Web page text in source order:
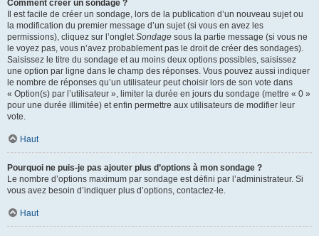
Comment créer un sondage ?
Il est facile de créer un sondage, lors de la publication d’un nouveau sujet ou
la modification du premier message d’un sujet (si vous en avez les
permissions), cliquez sur l’ongletSondage sous la partie message (si vous ne
le voyez pas, vous n’avez probablement pas le droit de créer des sondages).
Saisissez le titre du sondage et au moins deux options possibles, saisissez
une option par ligne dans le champ des réponses. Vous pouvez aussi indiquer
le nombre de réponses qu’un utilisateur peut choisir lors de son vote dans
« Option(s) par l’utilisateur », limiter la durée en jours du sondage (mettre « 0 »
pour une durée illimitée) et enfin permettre aux utilisateurs de modifier leur
vote.
Haut
Pourquoi ne puis-je pas ajouter plus d’options à mon sondage ?
Le nombre d’options maximum par sondage est défini par l’administrateur. Si
vous avez besoin d’indiquer plus d’options, contactez-le.
Haut